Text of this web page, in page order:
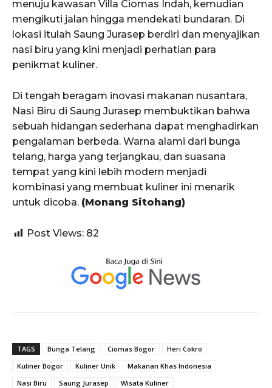
menuju kawasan Villa Ciomas Indah, kemudian
mengikuti jalan hingga mendekati bundaran. Di
lokasi itulah Saung Jurasep berdiri dan menyajikan
nasi biru yang kini menjadi perhatian para
penikmat kuliner.
Di tengah beragam inovasi makanan nusantara,
Nasi Biru di Saung Jurasep membuktikan bahwa
sebuah hidangan sederhana dapat menghadirkan
pengalaman berbeda. Warna alami dari bunga
telang, harga yang terjangkau, dan suasana
tempat yang kini lebih modern menjadi
kombinasi yang membuat kuliner ini menarik
untuk dicoba. (Monang Sitohang)
Post Views: 82
TAGS Bunga Telang Ciomas Bogor
Heri Cokro
Kuliner Bogor
Kuliner Unik
Makanan Khas Indonesia
Nasi Biru
Saung Jurasep Wisata Kuliner